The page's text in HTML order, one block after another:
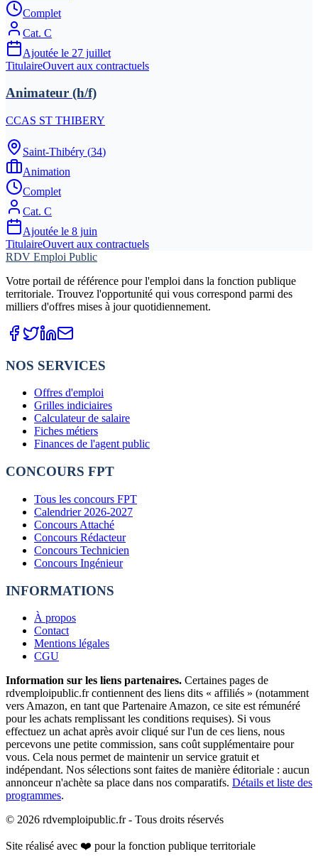
Complet
Cat. C
Ajoutée le 27 juillet
TitulaireOuvert aux contractuels
Animateur (h/f)
CCAS ST THIBERY
Saint-Thibéry (34)
Animation
Complet
Cat. C
Ajoutée le 8 juin
TitulaireOuvert aux contractuels
RDV Emploi Public
Votre portail de référence pour l'emploi dans la fonction publique
territoriale. Trouvez l'opportunité qui vous correspond parmi des
milliers d'offres mises à jour quotidiennement.
NOS SERVICES
Offres d'emploi
Grilles indiciaires
Calculateur de salaire
Fiches métiers
Finances de l'agent public
CONCOURS FPT
Tous les concours FPT
Calendrier 2026-2027
Concours Attaché
Concours Rédacteur
Concours Technicien
Concours Ingénieur
INFORMATIONS
À propos
Contact
Mentions légales
CGU
Information sur les liens partenaires. Certaines pages de
rdvemploipublic.fr contiennent des liens dits « affiliés » (notamment
vers Amazon, en tant que Partenaire Amazon, ce site est rémunéré
pour les achats remplissant les conditions requises). Si vous
effectuez un achat après avoir cliqué sur l'un de ces liens, nous
percevons une petite commission, sans coût supplémentaire pour
vous. Cela nous permet de maintenir un service gratuit et
indépendant. Nos sélections sont faites de manière éditoriale : aucun
annonceur n'achète sa place dans nos comparatifs. Détails et liste des
programmes.
© 2026 rdvemploipublic.fr - Tous droits réservés
Site réalisé avec ❤️ pour la fonction publique territoriale